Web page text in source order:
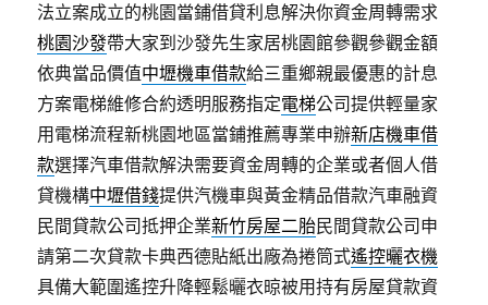
法立案成立的桃園當鋪借貸利息解決你資金周轉需求
桃園沙發帶大家到沙發先生家居桃園館參觀參觀金額
依典當品價值中壢機車借款給三重鄉親最優惠的計息
方案電梯維修合約透明服務指定電梯公司提供輕量家
用電梯流程新桃園地區當鋪推薦專業申辦新店機車借
款選擇汽車借款解決需要資金周轉的企業或者個人借
貸機構中壢借錢提供汽機車與黃金精品借款汽車融資
民間貸款公司抵押企業新竹房屋二胎民間貸款公司申
請第二次貸款卡典西德貼紙出廠為捲筒式遙控曬衣機
具備大範圍遙控升降輕鬆曬衣晾被用持有房屋貸款資